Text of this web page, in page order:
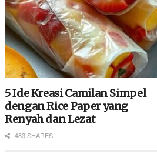
5 Ide Kreasi Camilan Simpel
dengan Rice Paper yang
Renyah dan Lezat
483 SHARES